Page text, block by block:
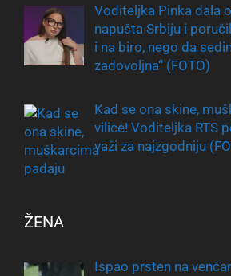
Voditeljka Pinka dala
napušta Srbiju i
i na biro, nego da
zadovoljna“ (FOTO)
Kad se ona skine,
vilice! Voditeljka RTS
važi za najzgodniju
ŽENA
Ispao prsten na